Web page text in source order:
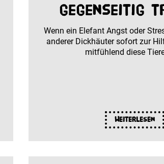
gegenseitig
Wenn ein Elefant Angst oder
anderer Dickhäuter sofort zur
mitfühlend diese
Weiterlesen